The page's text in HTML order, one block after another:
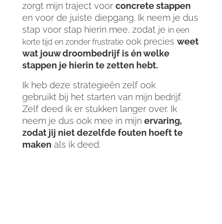
zorgt mijn traject voor concrete stappen
en voor de juiste diepgang. Ik neem je dus
stap voor stap hierin mee, zodat je in een
korte tijd en zonder frustratieook precies weet
wat jouw droombedrijf is én welke
stappen je hierin te zetten hebt.
Ik heb deze strategieën zelf ook
gebruiktbij het starten van mijn bedrijf.
Zelf deed ik er stukken langer over. Ik
neem je dus ook mee in mijn ervaring,
zodat jij niet dezelfde fouten hoeft te
maken als ik deed.